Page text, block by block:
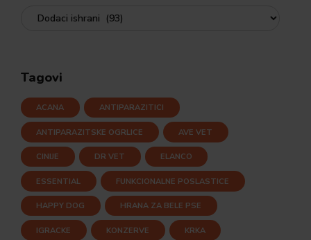
Tagovi
ACANA ANTIPARAZITICI
ANTIPARAZITSKE OGRLICE AVE VET
CINIJE DR VET ELANCO
ESSENTIAL FUNKCIONALNE POSLASTICE
HAPPY DOG HRANA ZA BELE PSE
IGRACKE KONZERVE KRKA